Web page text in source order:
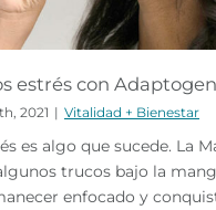
estrés con
2021 | Vitalidad + Bienestar
es algo que sucede. La
trucos bajo la
enfocado y